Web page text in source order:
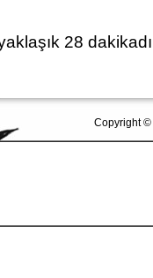
28
Copyright ©